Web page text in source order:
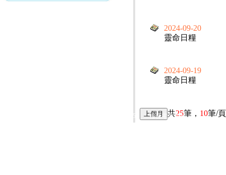
2024-09-20
靈命日糧
2024-09-19
靈命日糧
共25筆， 10筆/
電話：(02)2369-9050
佳音電台地址：